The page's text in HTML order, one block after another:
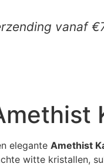
vanaf
elegante Amethist
witte kristallen,